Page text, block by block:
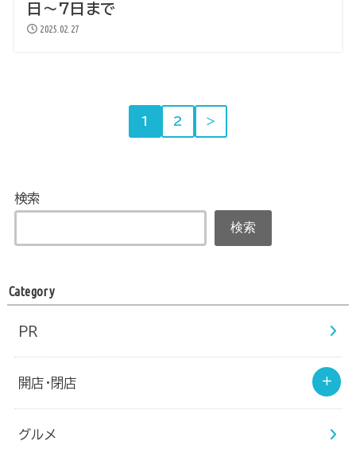
日～7日まで
2025.02.27
1 2 ＞
検索
検索
Category
PR
開店・閉店
グルメ